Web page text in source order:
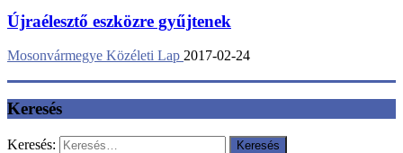
Újraélesztő eszközre gyűjtenek
Mosonvármegye Közéleti Lap 2017-02-24
Keresés
Keresés: